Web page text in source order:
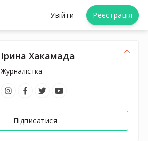
Увійти Реєстрація
Ірина Хакамада
Журналістка
Підписатися